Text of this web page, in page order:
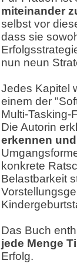
miteinander
selbst vor
dass sie
nun neun
Jedes Kapitel
einem der
Multi-Tasking-
Die Autorin
erkennen
konkrete
Belastbarkeit
Das Buch
jede Menge
Erfolg.